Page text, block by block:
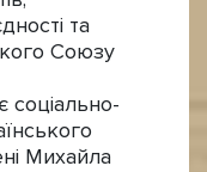
та
Союзу
соціально-
Михайла